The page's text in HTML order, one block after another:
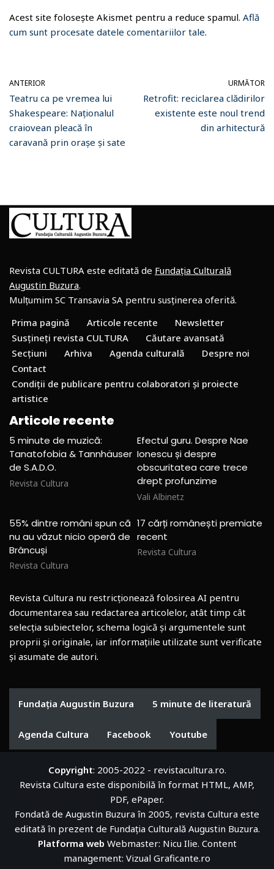
Acest site folosește Akismet pentru a reduce spamul. Află
cum sunt procesate datele comentariilor tale.
ANTERIOR
Teatru ca pe vremea lui
Shakespeare: Naționalul
craiovean pleacă în
caravană prin orașe și sate
URMĂTOR
Retrofit: reciclarea clădirilor
existente este noul trend
din arhitectură
Revista CULTURA este editată de Fundația Culturală
Augustin Buzura.
Mulțumim SC Transavia SA pentru susținerea oferită.
Prima pagină
Articole recente
Newsletter
Susțineți revista CULTURA
Căutare avansată
Secțiuni
Arhiva Agenda culturală
Despre noi
Contact
Condiții de publicare pentru colaboratori și proiecte
artistice
Articole recente
5 minute de muzică:
Tanatofobia & Tannhäuser
de S.A.D.O.
Revista Cultura
Efectul guru. Despre Nae
Ionescu și despre
obscuritatea care trece
drept profunzime
Vali Albinetz
55% dintre români spun că
nu au văzut nicio operă de
Brâncuși
Revista Cultura
17 cărți românești premiate
recent
Revista Cultura
Revista Cultura nu restricționează folosirea AI pentru
documentarea sau redactarea articolelor, atât timp cât
selecția subiectelor, schema logică și argumentele sunt
proprii și originale, iar informațiile utilizate sunt verificate
și asumate de autori.
Fundația Augustin Buzura 5 minute de literatură
Agenda Cultura Facebook Youtube
Copyright: 2005-2022 - revistacultura.ro.
Revista Cultura este disponibilă în format HTML, AMP,
PDF, ePaper.
Fondată de Augustin Buzura în 2005, revista Cultura este
editată în prezent de Fundația Culturală Augustin Buzura.
Platforma web Webmaster: Nicu Ilie. Content
management: Vizual Graficante.ro